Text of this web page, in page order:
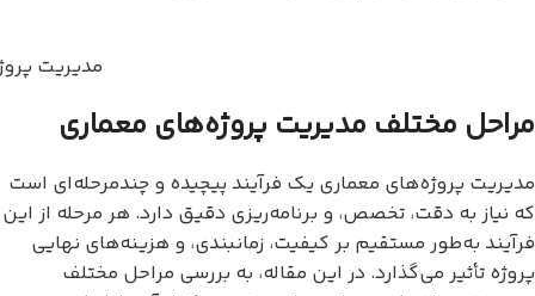
مدیریت
مراحل مختلف مدیریت پروژه‌های معماری
مدیریت پروژه‌های معماری یک فرآیند پیچیده و چندمرحله‌ای است
که نیاز به دقت، تخصص، و برنامه‌ریزی دقیق دارد. هر مرحله از این
فرآیند به‌طور مستقیم بر کیفیت، زمانبندی، و هزینه‌های نهایی
پروژه تأثیر می‌گذارد. در این مقاله، به بررسی مراحل مختلف